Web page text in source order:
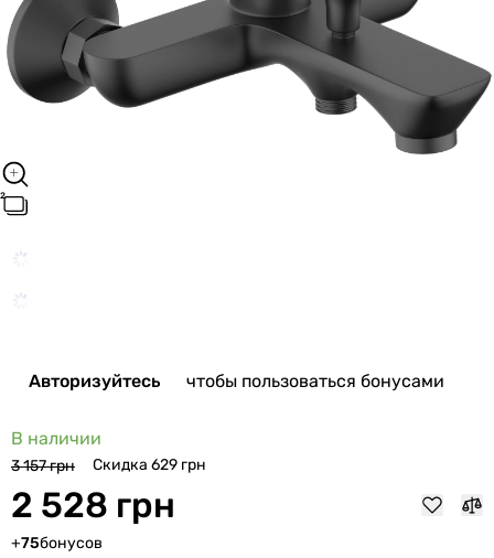
Авторизуйтесь чтобы пользоваться бонусами
В наличии
3 157 грн Скидка 629 грн
2 528 грн
+75бонусов